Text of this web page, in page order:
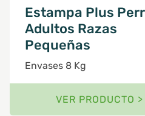
Estampa Plus
Adultos Razas
Pequeñas
Envases 8 Kg
VER PRODUCTO >